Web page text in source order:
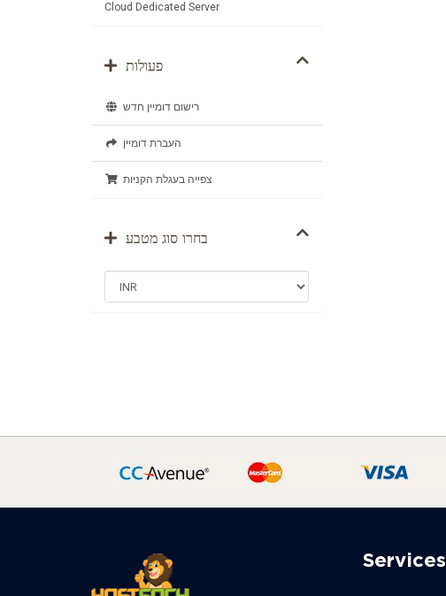
Cloud Dedicated Server
פעולות
רישום דומיין חדש
העברת דומיין
צפייה בעגלת הקניות
בחרו סוג מטבע
Services